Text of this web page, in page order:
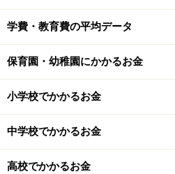
学費・教育費の平均データ
保育園・幼稚園にかかるお金
小学校でかかるお金
中学校でかかるお金
高校でかかるお金